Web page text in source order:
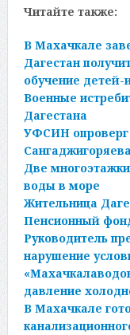
Читайте также:
В Махачкале
Дагестан
обучение детей-
Военные
Дагестана
УФСИН опроверг
Сангаджигоряева
Две
воды в море
Жительница
Пенсионный
Руководитель
нарушение
давление
В Махачкале